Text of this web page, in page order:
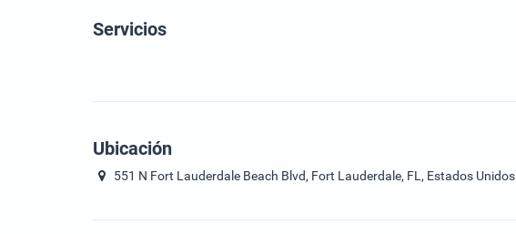
Servicios
Ubicación
551 N Fort Lauderdale Beach Blvd, Fort Lauderdale, FL, Estados Unidos